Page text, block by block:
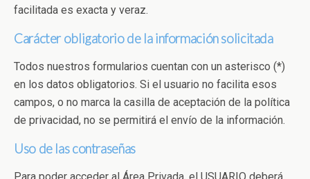
facilitada es exacta y veraz.
Carácter obligatorio de la información solicitada
Todos nuestros formularios cuentan con un asterisco (*)
en los datos obligatorios. Si el usuario no facilita esos
campos, o no marca la casilla de aceptación de la política
de privacidad, no se permitirá el envío de la información.
Uso de las contraseñas